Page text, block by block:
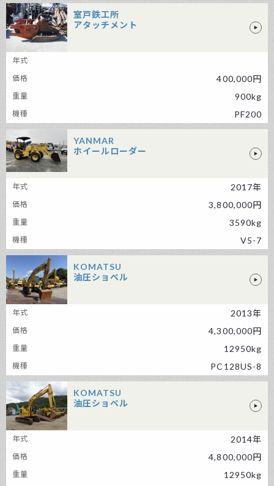
室戸鉄工所
アタッチメント
400,000円
900kg
PF200
YANMAR
ホイールローダー
2017年
3,800,000円
3590kg
V5-7
KOMATSU
油圧ショベル
2013年
4,300,000円
12950kg
PC128US-8
KOMATSU
油圧ショベル
2014年
4,800,000円
12950kg